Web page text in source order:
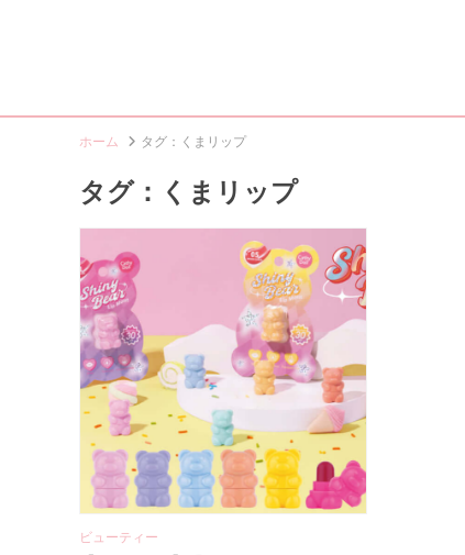
ホーム タグ：くまリップ
タグ：くまリップ
ビューティー